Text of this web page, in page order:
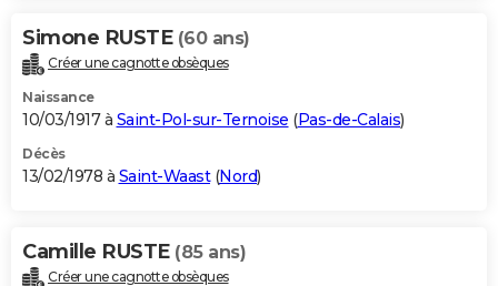
Simone RUSTE (60 ans)
Créer une cagnotte obsèques
Naissance
10/03/1917 à Saint-Pol-sur-Ternoise (Pas-de-Calais)
Décès
13/02/1978 à Saint-Waast(Nord)
Camille RUSTE (85 ans)
Créer une cagnotte obsèques